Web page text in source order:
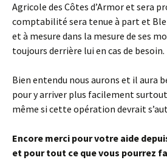
Agricole des Côtes d’Armor et sera
comptabilité sera tenue à part et
et à mesure dans la mesure de ses
toujours derrière lui en cas de besoin.
Bien entendu nous aurons et il aura
pour y arriver plus facilement
même si cette opération devrait
Encore merci pour votre aide
et pour tout ce que vous pourrez